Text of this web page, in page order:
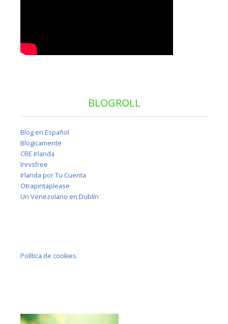
BLOGROLL
Blog en Español
Blogicamente
CRE Irlanda
Innisfree
Irlanda por Tu Cuenta
Otrapintaplease
Un Venezolano en Dublín
Política de cookies